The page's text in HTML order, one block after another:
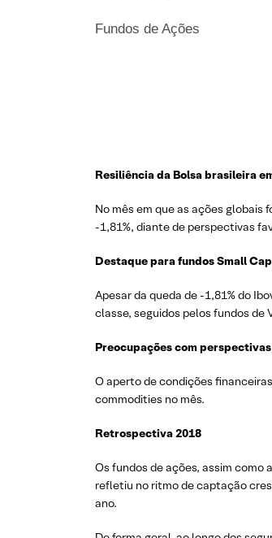
Fundos de Ações
Resiliência da Bolsa brasileira
No mês em que as ações
-1,81%, diante de perspectivas
Destaque para fundosSmall
Apesar da queda de -1,81% do
classe, seguidos pelos fundos de
Preocupações com
O aperto de condições
commodities no mês.
Retrospectiva 2018
Os fundos de ações, assim como
refletiu no ritmo de captação
ano.